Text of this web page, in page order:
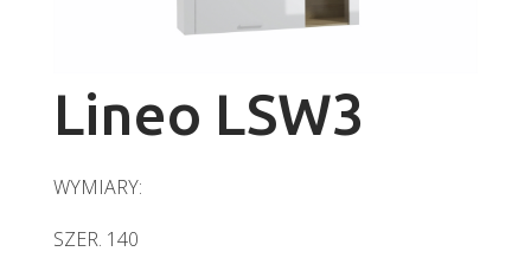
Lineo LSW3
WYMIARY:
SZER. 140